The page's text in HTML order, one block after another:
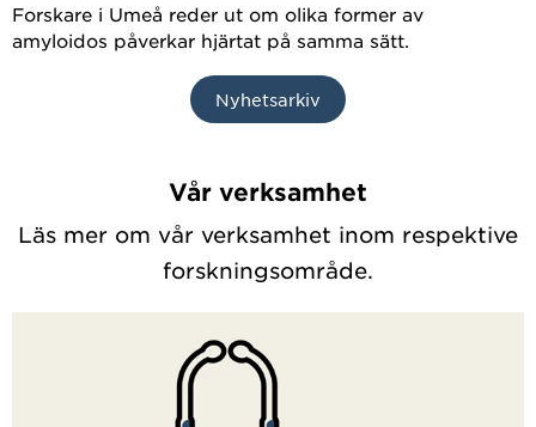
Forskare i Umeå reder ut om olika former av
amyloidos påverkar hjärtat på samma sätt.
Nyhetsarkiv
Vår verksamhet
Läs mer om vår verksamhet inom respektive
forskningsområde.